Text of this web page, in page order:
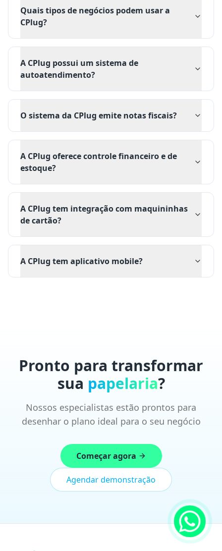
Quais tipos de negócios podem usar a
CPlug?
A CPlug possui um sistema de
autoatendimento?
O sistema da CPlug emite notas fiscais?
A CPlug oferece controle financeiro e de
estoque?
A CPlug tem integração com maquininhas
de cartão?
A CPlug tem aplicativo mobile?
Pronto para transformar
sua papelaria?
Nossos especialistas estão prontos para
desenhar o plano ideal para o seu negócio
Começar agora
Agendar demonstração